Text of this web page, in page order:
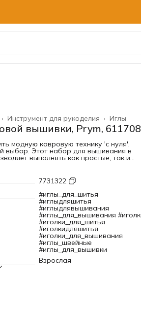
Иглы
Инструмент для рукоделия ›
›
вышивки, Prym, 611708
модную ковровую технику 'с нуля',
выбор. Этот набор для вышивания в
выполнять как простые, так и
наборе имеются 3 сменные иглы
1,3 мм для вышивания нитью в 1–3
– средняя, 1,6 мм для вышивания
1–2); – толстая, 2,2 мм для
(толщиной 2–4 или тонкой
вставляются в ручку эргономичной
позволяет подобрать
стежка и длину петли. Прилагаются
подробная инструкция и защитные
более удобную и безопасную
компанией Prym (Германия), мировым
принадлежностей для шитья и
7731322
#иглы_для_шитья
#иглыдляшитья
#иглыдлявышивания
#иглы_для_вышивания
#иголки_для_шитья
#иголкидляшитья
#иголки_для_вышивания
#иглы_швейные
#иглы_для_вышивки
Взрослая